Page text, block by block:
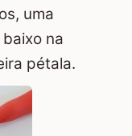
uma
na
pétala.